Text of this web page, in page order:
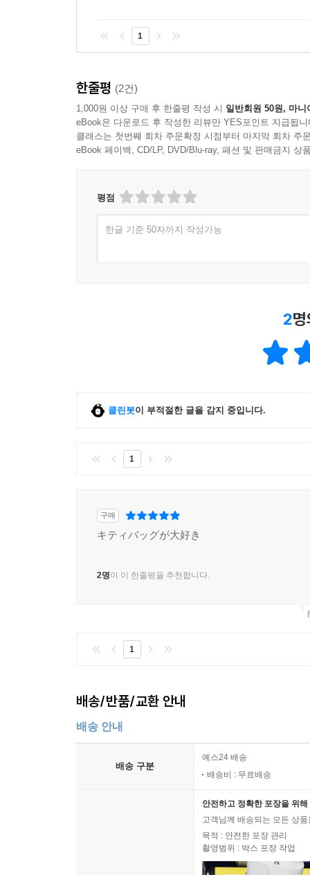
1
한줄평 (2건)
1,000원 이상 구매 후 한줄평 작성 시 일반회원 50원, 마니
eBook은 다운로드 후 작성한 리뷰만 YES포인트 지급됩니
클래스는 첫번째 회차 주문확정 시점부터 마지막 회차 주
eBook 페이백, CD/LP, DVD/Blu-ray, 패션 및 판매금지 상
평점
한글 기준 50자까지 작성가능
2
클린봇이 부적절한 글을 감지 중입니다.
1
구매
キティバッグが大好き
2명이 이 한줄평을 추천합니다.
1
배송/반품/교환 안내
배송 안내
배송 구분
예스24 배송
배송비 : 무료배송
안전하고 정확한 포장을 위
고객님께 배송되는 모든 상
목적 : 안전한 포장 관리
촬영범위 : 박스 포장 작업